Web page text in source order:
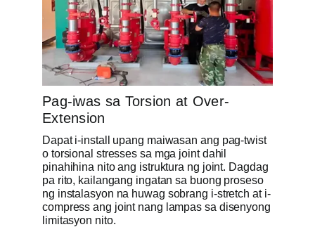
Pag-iwas sa Torsion at Over-
Extension
Dapat i-install upang maiwasan ang pag-twist
o torsional stresses sa mga joint dahil
pinahihina nito ang istruktura ng joint. Dagdag
pa rito, kailangang ingatan sa buong proseso
ng instalasyon na huwag sobrang i-stretch at i-
compress ang joint nang lampas sa disenyong
limitasyon nito.